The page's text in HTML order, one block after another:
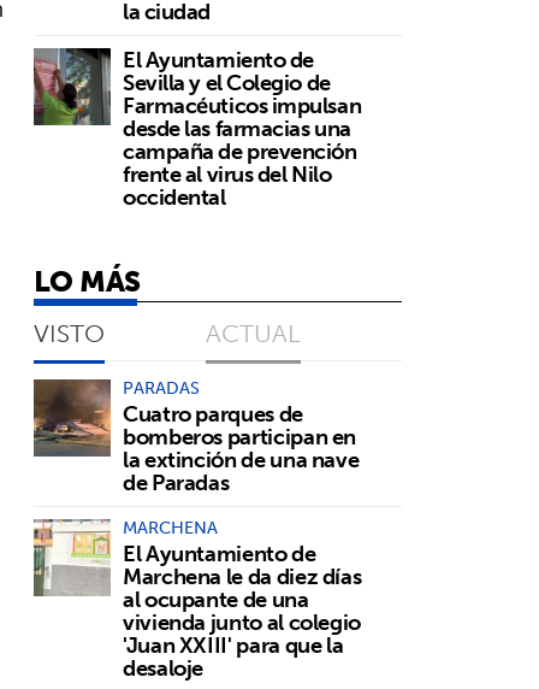
la ciudad
El Ayuntamiento de
Sevilla y el Colegio de
Farmacéuticos impulsan
desde las farmacias una
campaña de prevención
frente al virus del Nilo
occidental
LO MÁS
VISTO ACTUAL
PARADAS
Cuatro parques de
bomberos participan en
la extinción de una nave
de Paradas
MARCHENA
El Ayuntamiento de
Marchena le da diez días
al ocupante de una
vivienda junto al colegio
'Juan XXIII' para que la
desaloje